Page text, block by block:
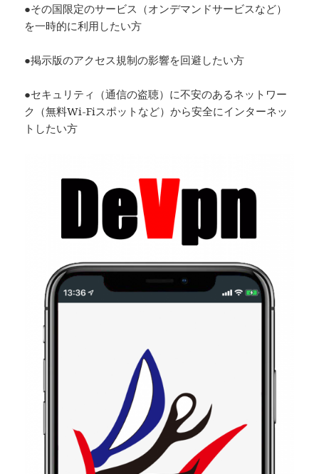
●その国限定のサービス（オンデマンドサービスなど）
を一時的に利用したい方
●掲示版のアクセス規制の影響を回避したい方
●セキュリティ（通信の盗聴）に不安のあるネットワー
ク（無料Wi-Fiスポットなど）から安全にインターネッ
トしたい方